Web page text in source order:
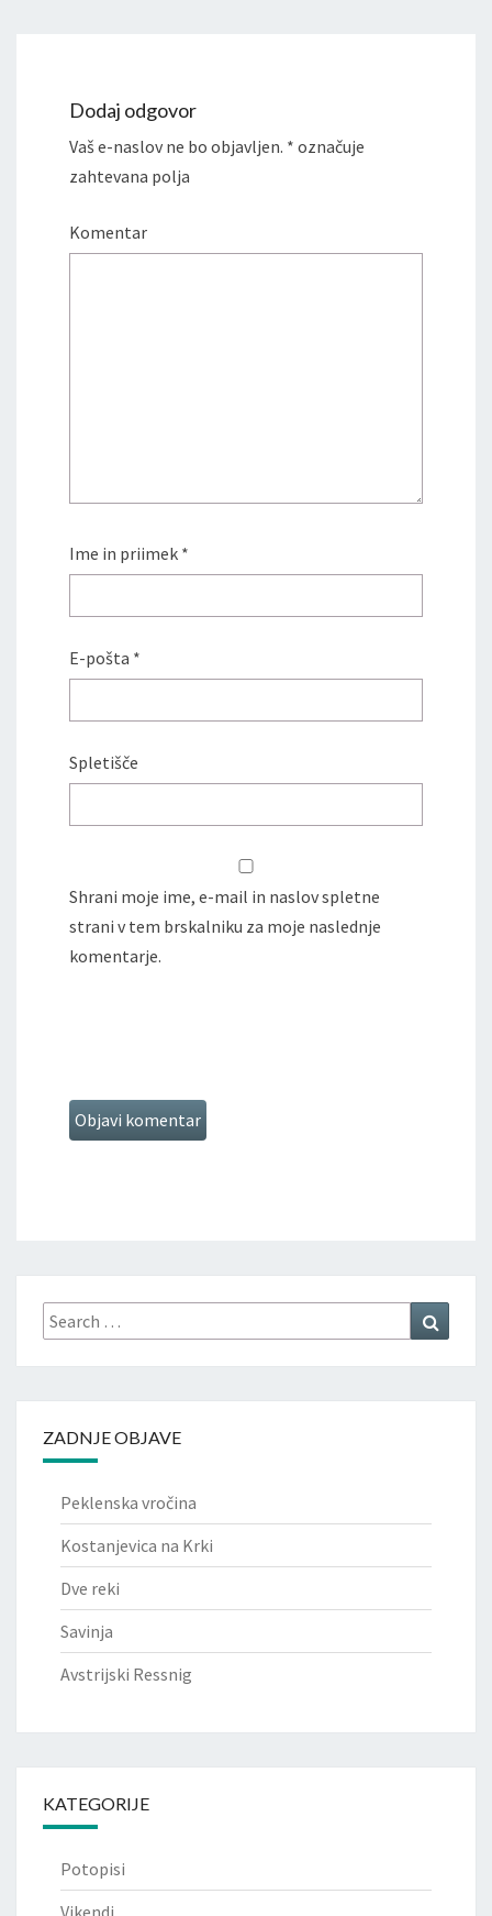
Dodaj odgovor
Vaš e-naslov ne bo objavljen. * označuje
zahtevana polja
Komentar
Ime in priimek *
E-pošta *
Spletišče
Shrani moje ime, e-mail in naslov spletne
strani v tem brskalniku za moje naslednje
komentarje.
ZADNJE OBJAVE
Peklenska vročina
Kostanjevica na Krki
Dve reki
Savinja
Avstrijski Ressnig
KATEGORIJE
Potopisi
Vikendi